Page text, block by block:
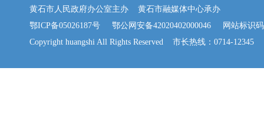
黄石市人民政府办公室主办 黄石市融媒体中心承办
鄂ICP备05026187号
鄂公网安备42020402000046 网站标识码
Copyright huangshi All Rights Reserved 市长热线：0714-12345